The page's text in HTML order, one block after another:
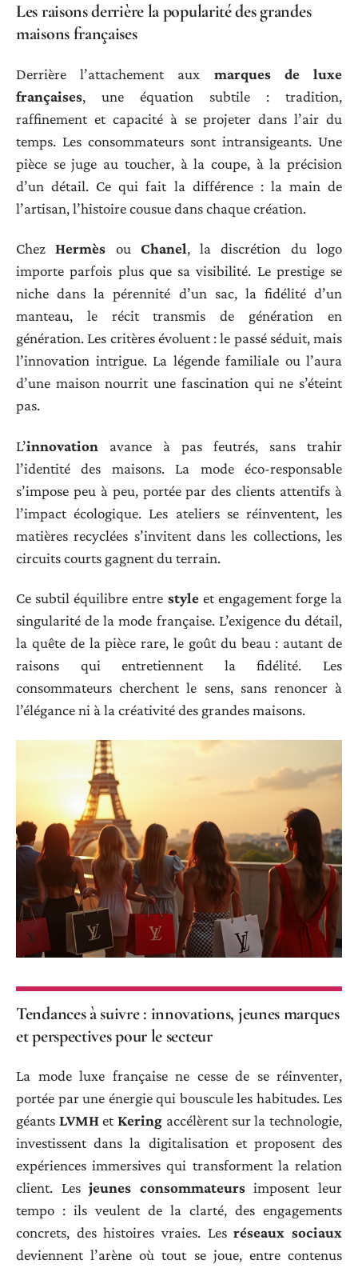
Les raisons derrière la popularité des grandes
maisons françaises
Derrière l’attachement aux marques de luxe
françaises, une équation subtile : tradition,
raffinement et capacité à se projeter dans l’air du
temps. Les consommateurs sont intransigeants. Une
pièce se juge au toucher, à la coupe, à la précision
d’un détail. Ce qui fait la différence : la main de
l’artisan, l’histoire cousue dans chaque création.
ChezHermès ou Chanel, la discrétion du logo
importe parfois plus que sa visibilité. Le prestige se
niche dans la pérennité d’un sac, la fidélité d’un
manteau, le récit transmis de génération en
génération. Les critères évoluent : le passé séduit, mais
l’innovation intrigue. La légende familiale ou l’aura
d’une maison nourrit une fascination qui ne s’éteint
pas.
L’innovation avance à pas feutrés, sans trahir
l’identité des maisons. La mode éco-responsable
s’impose peu à peu, portée par des clients attentifs à
l’impact écologique. Les ateliers se réinventent, les
matières recyclées s’invitent dans les collections, les
circuits courts gagnent du terrain.
Ce subtil équilibre entre styleet engagement forge la
singularité de la mode française. L’exigence du détail,
la quête de la pièce rare, le goût du beau : autant de
raisons qui entretiennent la fidélité. Les
consommateurs cherchent le sens, sans renoncer à
l’élégance ni à la créativité des grandes maisons.
Tendances à suivre : innovations, jeunes marques
et perspectives pour le secteur
La mode luxe française ne cesse de se réinventer,
portée par une énergie qui bouscule les habitudes. Les
géants LVMHetKering accélèrent sur la technologie,
investissent dans la digitalisation et proposent des
expériences immersives qui transforment la relation
client. Lesjeunes consommateursimposent leur
tempo : ils veulent de la clarté, des engagements
concrets, des histoires vraies. Lesréseaux sociaux
deviennent l’arène où tout se joue, entre contenus